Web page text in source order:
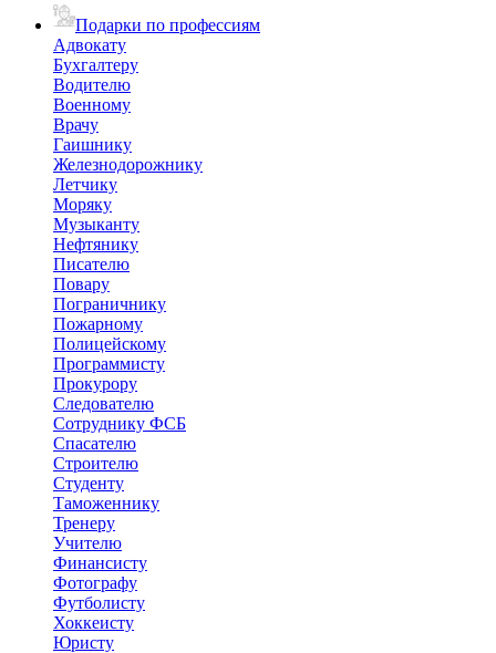
Подарки по профессиям
Адвокату
Бухгалтеру
Водителю
Военному
Врачу
Гаишнику
Железнодорожнику
Летчику
Моряку
Музыканту
Нефтянику
Писателю
Повару
Пограничнику
Пожарному
Полицейскому
Программисту
Прокурору
Следователю
Сотруднику ФСБ
Спасателю
Строителю
Студенту
Таможеннику
Тренеру
Учителю
Финансисту
Фотографу
Футболисту
Хоккеисту
Юристу